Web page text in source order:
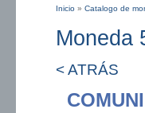
Inicio » Catalogo de
Moneda
< ATRÁS